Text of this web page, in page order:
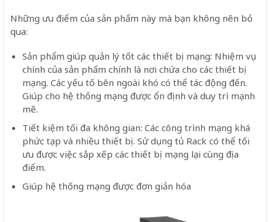
Những ưu điểm của sản phẩm này mà bạn không nên bỏ
qua:
Sản phẩm giúp quản lý tốt các thiết bị mạng: Nhiệm vụ
chính của sản phẩm chính là nơi chứa cho các thiết bị
mạng. Các yếu tố bên ngoài khó có thể tác động đến.
Giúp cho hệ thống mạng được ổn định và duy trì mạnh
mẽ.
Tiết kiệm tối đa không gian: Các công trình mạng khá
phức tạp và nhiều thiết bị. Sử dụng tủ Rack có thể tối
ưu được việc sắp xếp các thiết bị mạng lại cùng địa
điểm.
Giúp hệ thống mạng được đơn giản hóa